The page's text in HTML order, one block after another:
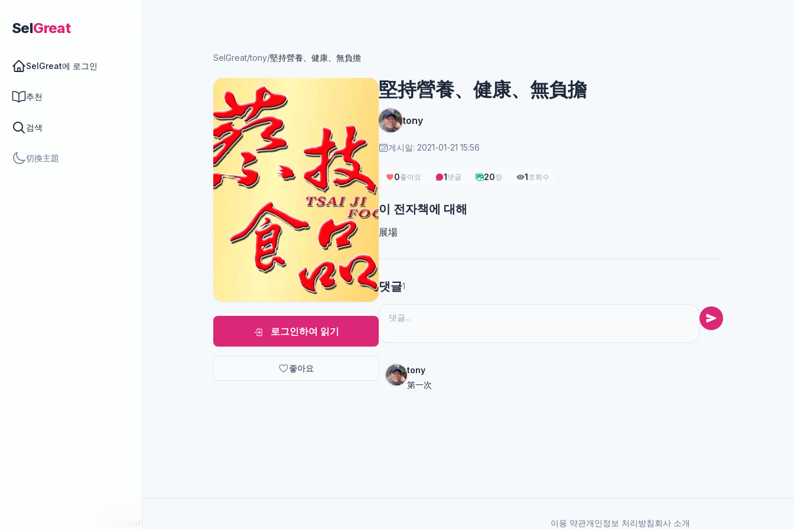
SelGreat
SelGreat에 로그인
추천
검색
切換主題
SelGreat/tony/堅持營養、健康、無負擔
로그인하여 읽기
좋아요
堅持營養、健康、無負擔
tony
게시일: 2021-01-21 15:56
0좋아요 1댓글 20장 1조회수
이 전자책에 대해
展場
댓글1
tony
第一次
이용 약관개인정보 처리방침회사 소개